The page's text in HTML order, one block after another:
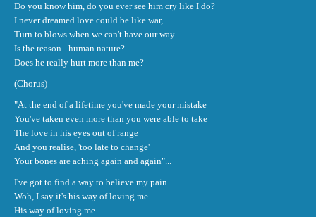
Do you know him, do you ever see him cry like I do?
I never dreamed love could be like war,
Turn to blows when we can't have our way
Is the reason - human nature?
Does he really hurt more than me?
(Chorus)
"At the end of a lifetime you've made your mistake
You've taken even more than you were able to take
The love in his eyes out of range
And you realise, 'too late to change'
Your bones are aching again and again"...
I've got to find a way to believe my pain
Woh, I say it's his way of loving me
His way of loving me